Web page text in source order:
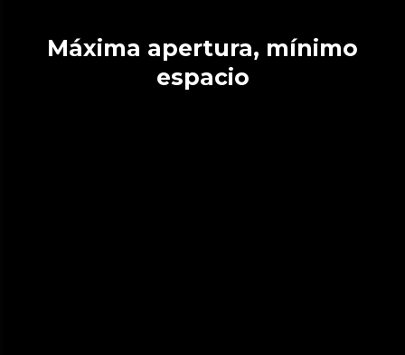
Máxima apertura, mínimo
espacio